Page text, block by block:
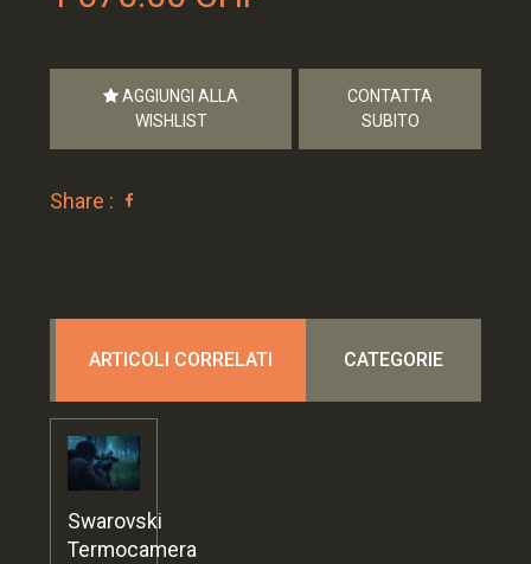
AGGIUNGI ALLA
WISHLIST
CONTATTA
SUBITO
Share :
ARTICOLI CORRELATI CATEGORIE
Swarovski
Termocamera